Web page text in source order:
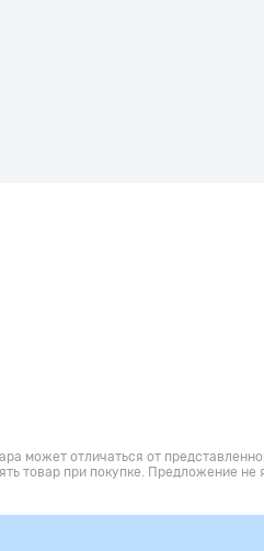
может отличаться от
товар при покупке. Предложение не